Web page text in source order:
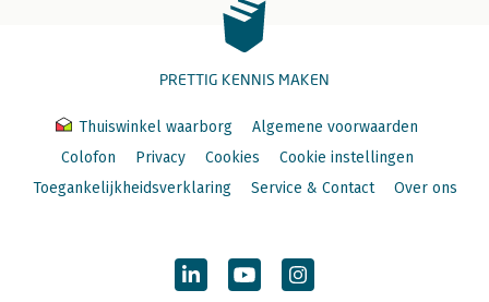
PRETTIG KENNIS MAKEN
Thuiswinkel waarborg
Algemene voorwaarden
Colofon
Privacy Cookies
Cookie instellingen
Toegankelijkheidsverklaring
Service & Contact Over ons